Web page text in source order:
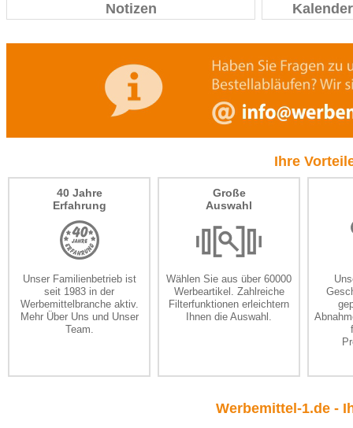
Notizen Kalender
Ihre
40 Jahre
Erfahrung
Unser Familienbetrieb ist
seit 1983 in der
Werbemittelbranche aktiv.
Mehr Über Uns und Unser
Team.
Große
Auswahl
Wählen Sie aus über 60000
Werbeartikel. Zahlreiche
Filterfunktionen erleichtern
Ihnen die Auswahl.
Werbemittel-1.de -